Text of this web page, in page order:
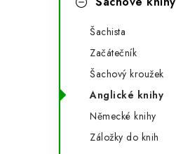
e
Šachista
Začátečník
Šachový kroužek
Anglické knihy
Německé knihy
Záložky do knih